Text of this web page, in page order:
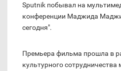
Sputnik побывал на
конференции Маджида
сегодня".
Премьера фильма прошла в
культурного сотрудничества